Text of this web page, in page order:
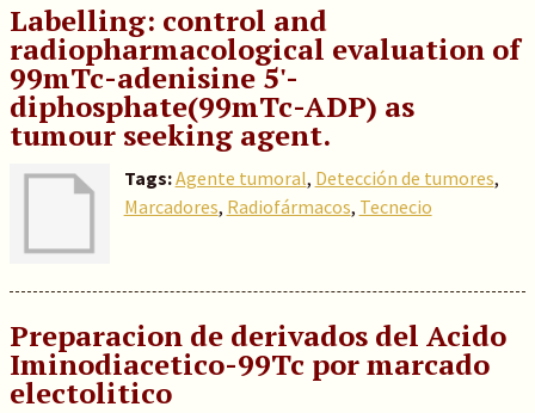
Labelling: control and
radiopharmacological evaluation of
99mTc-adenisine 5'-
diphosphate(99mTc-ADP) as
tumour seeking agent.
Tags:Agente tumoral, Detección de tumores,
Marcadores, Radiofármacos, Tecnecio
Preparacion de derivados del Acido
Iminodiacetico-99Tc por marcado
electolitico